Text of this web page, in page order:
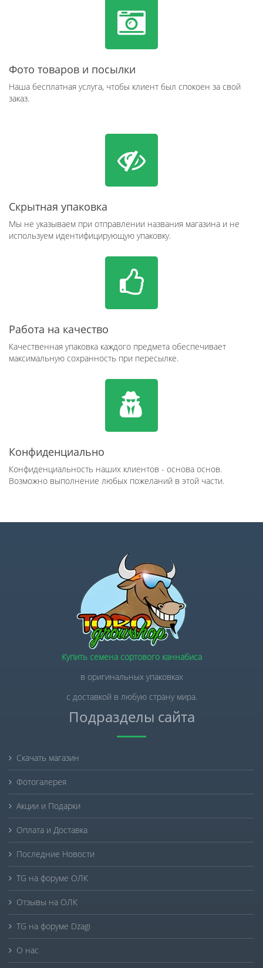
Фото товаров и посылки
Наша бесплатная услуга, чтобы клиент был спокоен за свой
заказ.
Скрытная упаковка
Мы не указываем при отправлении названия магазина и не
используем идентифицирующую упаковку.
Работа на качество
Качественная упаковка каждого предмета обеспечивает
максимальную сохранность при пересылке.
Конфиденциально
Конфиденциальность наших клиентов - основа основ.
Возможно выполнение любых пожеланий в этой части.
Купить семена сортового каннабиса
в оригинальных упаковках
с доставкой в любую страну мира.
Подразделы сайта
Скачать магазин
Фотогалерея
Акции и Подарки
Оплата и Доставка
Последние Новости
TG на форуме ОЛК
Отзывы на ОЛК
TG на форуме Dzagi
О нас